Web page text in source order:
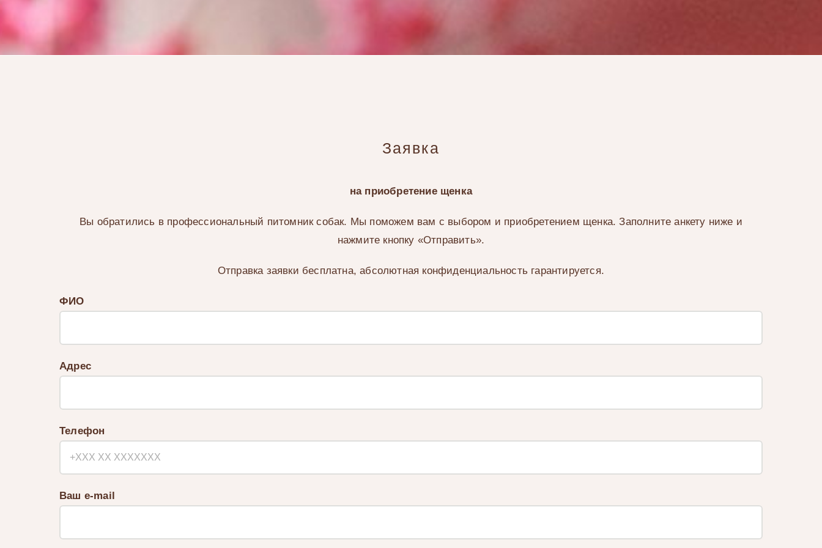
Заявка
на приобретение щенка
Вы обратились в профессиональный питомник собак. Мы поможем вам с выбором и приобретением щенка. Заполните анкету ниже и
нажмите кнопку «Отправить».
Отправка заявки бесплатна, абсолютная конфиденциальность гарантируется.
ФИО
Адрес
Телефон
Ваш e-mail